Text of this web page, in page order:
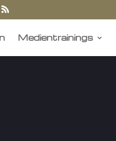
Medientrainings